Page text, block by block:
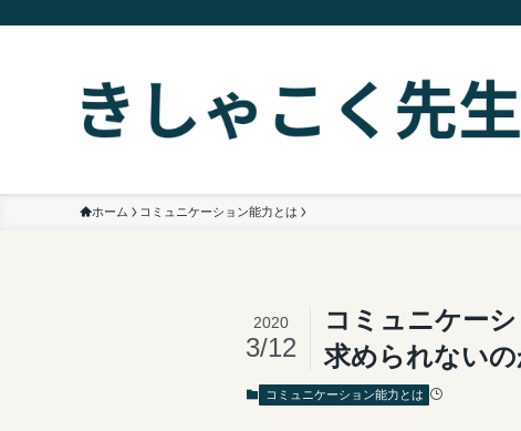
ホーム コミュニケーション能力とは
コミュニケー
求められないの
2020
3/12
コミュニケーション能力とは